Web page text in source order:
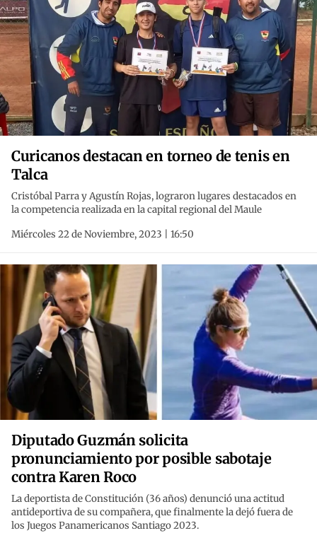
Curicanos destacan en torneo de tenis en
Talca
Cristóbal Parra y Agustín Rojas, lograron lugares destacados en
la competencia realizada en la capital regional del Maule
Miércoles 22 de Noviembre, 2023 | 16:50
Diputado Guzmán solicita
pronunciamiento por posible sabotaje
contra Karen Roco
La deportista de Constitución (36 años) denunció una actitud
antideportiva de su compañera, que finalmente la dejó fuera de
los Juegos Panamericanos Santiago 2023.